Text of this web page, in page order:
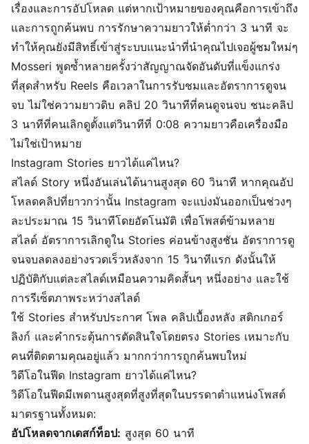
เรื่องและการอัปโหลด แต่หากเป้าหมายของคุณคือการเข้าถึง
และการถูกค้นพบ การรักษาความยาวให้ต่ำกว่า 3 นาที จะ
ทำให้คุณยังมีสิทธิ์เข้าสู่ระบบแนะนำที่นำคุณไปเจอผู้ชมใหม่ๆ
Mosseri พูดซ้ำหลายครั้งว่าสัญญาณจัดอันดับที่แข็งแกร่ง
ที่สุดสำหรับ Reels คือเวลาในการรับชมและอัตราการดูจน
จบ ไม่ใช่ความยาวดิบ คลิป 20 วินาทีที่คนดูจนจบ ชนะคลิป
3 นาทีที่คนเลิกดูตั้งแต่วินาทีที่ 0:08 ความยาวคือเครื่องมือ
ไม่ใช่เป้าหมาย
Instagram Stories ยาวได้แค่ไหน?
สไลด์ Story หนึ่งอันเล่นได้นานสูงสุด 60 วินาที หากคุณอัป
โหลดคลิปที่ยาวกว่านั้น Instagram จะแบ่งมันออกเป็นช่วงๆ
ละประมาณ 15 วินาทีโดยอัตโนมัติ เพื่อโพสต์ข้ามหลาย
สไลด์ อัตราการเลิกดูใน Stories ค่อนข้างสูงชัน อัตราการดู
จนจบลดลงอย่างรวดเร็วหลังจาก 15 วินาทีแรก ดังนั้นให้
ปฏิบัติกับแต่ละสไลด์เหมือนความคิดสั้นๆ หนึ่งอย่าง และใช้
การรีเซ็ตภาพระหว่างสไลด์
ใช้ Stories สำหรับประกาศ โพล คลิปเบื้องหลัง สติกเกอร์
ลิงก์ และคำกระตุ้นการตัดสินใจโดยตรง Stories เหมาะกับ
คนที่ติดตามคุณอยู่แล้ว มากกว่าการถูกค้นพบใหม่
วิดีโอในฟีด Instagram ยาวได้แค่ไหน?
วิดีโอในฟีดมีเพดานสูงสุดที่สูงที่สุดในบรรดาตำแหน่งโพสต์
มาตรฐานทั้งหมด:
อัปโหลดจากเดสก์ท็อป: สูงสุด 60 นาที